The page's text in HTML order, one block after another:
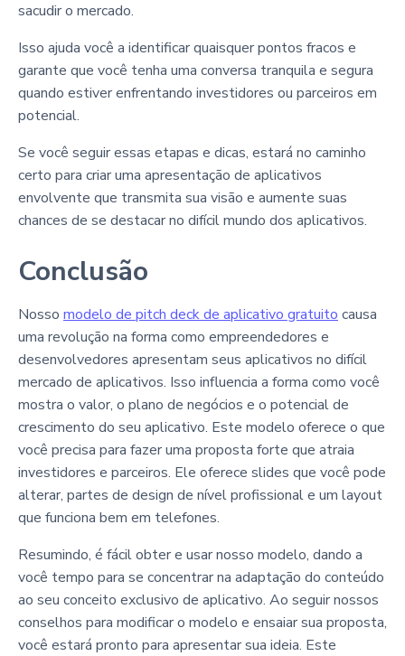
sacudir o mercado.
Isso ajuda você a identificar quaisquer pontos fracos e
garante que você tenha uma conversa tranquila e segura
quando estiver enfrentando investidores ou parceiros em
potencial.
Se você seguir essas etapas e dicas, estará no caminho
certo para criar uma apresentação de aplicativos
envolvente que transmita sua visão e aumente suas
chances de se destacar no difícil mundo dos aplicativos.
Conclusão
Nosso modelo de pitch deck de aplicativo gratuito causa
uma revolução na forma como empreendedores e
desenvolvedores apresentam seus aplicativos no difícil
mercado de aplicativos. Isso influencia a forma como você
mostra o valor, o plano de negócios e o potencial de
crescimento do seu aplicativo. Este modelo oferece o que
você precisa para fazer uma proposta forte que atraia
investidores e parceiros. Ele oferece slides que você pode
alterar, partes de design de nível profissional e um layout
que funciona bem em telefones.
Resumindo, é fácil obter e usar nosso modelo, dando a
você tempo para se concentrar na adaptação do conteúdo
ao seu conceito exclusivo de aplicativo. Ao seguir nossos
conselhos para modificar o modelo e ensaiar sua proposta,
você estará pronto para apresentar sua ideia. Este